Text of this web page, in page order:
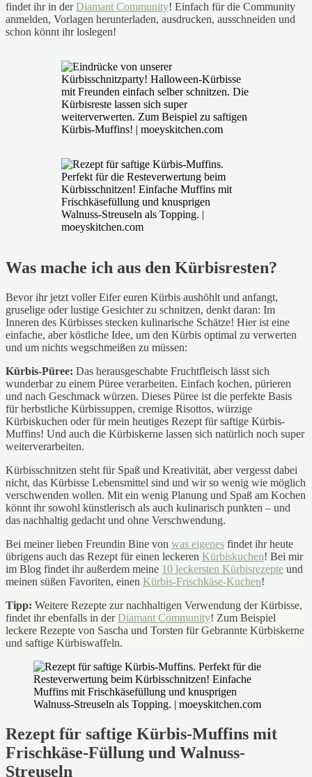
findet ihr in derDiamant Community! Einfach für die Community
anmelden, Vorlagen herunterladen, ausdrucken, ausschneiden und
schon könnt ihr loslegen!
Was mache ich aus den Kürbisresten?
Bevor ihr jetzt voller Eifer euren Kürbis aushöhlt und anfangt,
gruselige oder lustige Gesichter zu schnitzen, denkt daran: Im
Inneren des Kürbisses stecken kulinarische Schätze! Hier ist eine
einfache, aber köstliche Idee, um den Kürbis optimal zu verwerten
und um nichts wegschmeißen zu müssen:
Kürbis-Püree: Das herausgeschabte Fruchtfleisch lässt sich
wunderbar zu einem Püree verarbeiten. Einfach kochen, pürieren
und nach Geschmack würzen. Dieses Püree ist die perfekte Basis
für herbstliche Kürbissuppen, cremige Risottos, würzige
Kürbiskuchen oder für mein heutiges Rezept für saftige Kürbis-
Muffins! Und auch die Kürbiskerne lassen sich natürlich noch super
weiterverarbeiten.
Kürbisschnitzen steht für Spaß und Kreativität, aber vergesst dabei
nicht, das Kürbisse Lebensmittel sind und wir so wenig wie möglich
verschwenden wollen. Mit ein wenig Planung und Spaß am Kochen
könnt ihr sowohl künstlerisch als auch kulinarisch punkten – und
das nachhaltig gedacht und ohne Verschwendung.
Bei meiner lieben Freundin Bine von was eigenes findet ihr heute
übrigens auch das Rezept für einen leckeren Kürbiskuchen! Bei mir
im Blog findet ihr außerdem meine 10 leckersten Kürbisrezepte und
meinen süßen Favoriten, einen Kürbis-Frischkäse-Kuchen!
Tipp: Weitere Rezepte zur nachhaltigen Verwendung der Kürbisse,
findet ihr ebenfalls in derDiamant Community! Zum Beispiel
leckere Rezepte von Sascha und Torsten für Gebrannte Kürbiskerne
und saftige Kürbiswaffeln.
Rezept für saftige Kürbis-Muffins mit
Frischkäse-Füllung und Walnuss-
Streuseln